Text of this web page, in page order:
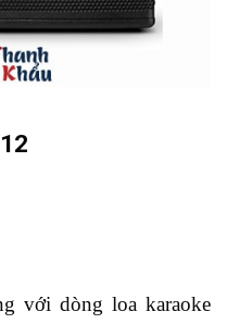
với dòng loa karaoke